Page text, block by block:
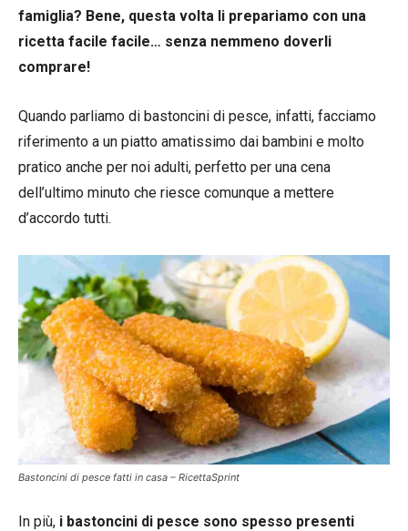
famiglia? Bene, questa volta li prepariamo con una
ricetta facile facile… senza nemmeno doverli
comprare!
Quando parliamo di bastoncini di pesce, infatti, facciamo
riferimento a un piatto amatissimo dai bambini e molto
pratico anche per noi adulti, perfetto per una cena
dell’ultimo minuto che riesce comunque a mettere
d’accordo tutti.
Bastoncini di pesce fatti in casa – RicettaSprint
In più, i bastoncini di pesce sono spesso presenti